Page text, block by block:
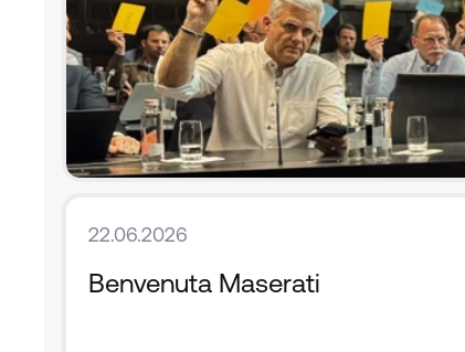
22.06.2026
Benvenuta Maserati